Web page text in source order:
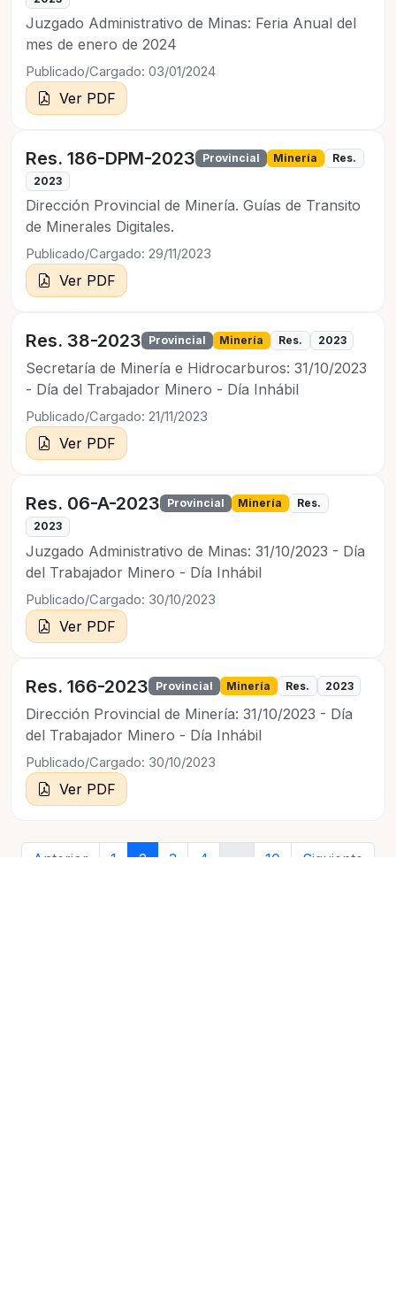
Juzgado Administrativo de Minas: Feria Anual del
mes de enero de 2024
Publicado/Cargado: 03/01/2024
Ver PDF
Res. 186-DPM-2023 Provincial Minería
Res.
2023
Dirección Provincial de Minería. Guías de Transito
de Minerales Digitales.
Publicado/Cargado: 29/11/2023
Ver PDF
Res. 38-2023 Provincial Minería Res. 2023
Secretaría de Minería e Hidrocarburos: 31/10/2023
- Día del Trabajador Minero - Día Inhábil
Publicado/Cargado: 21/11/2023
Ver PDF
Res. 06-A-2023 Provincial Minería
Res.
2023
Juzgado Administrativo de Minas: 31/10/2023 - Día
del Trabajador Minero - Día Inhábil
Publicado/Cargado: 30/10/2023
Ver PDF
Res. 166-2023 Provincial Minería Res. 2023
Dirección Provincial de Minería: 31/10/2023 - Día
del Trabajador Minero - Día Inhábil
Publicado/Cargado: 30/10/2023
Ver PDF
Anterior 1 2 3 4 10 Siguiente